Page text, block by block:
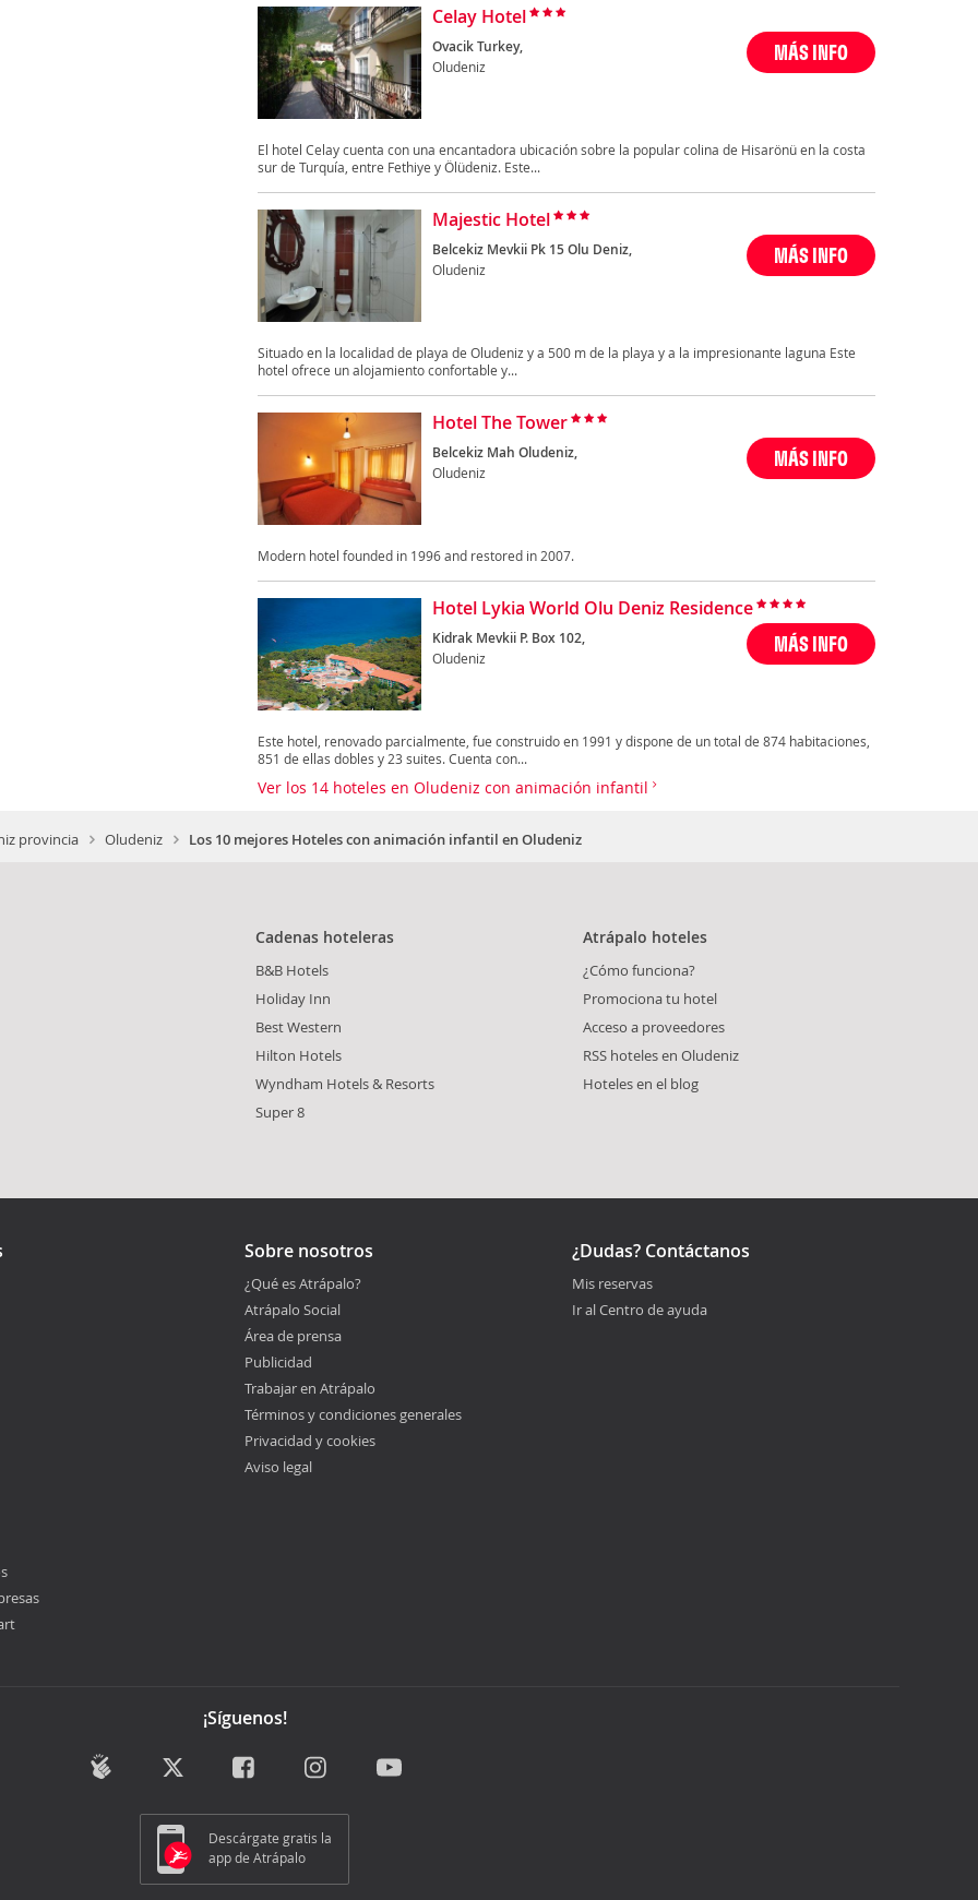
Celay Hotel
Ovacik Turkey,
Oludeniz
MÁS INFO
El hotel Celay cuenta con una encantadora ubicación sobre la popular colina de Hisarönü en la costa
sur de Turquía, entre Fethiye y Ölüdeniz. Este...
Majestic Hotel
Belcekiz Mevkii Pk 15 Olu Deniz,
Oludeniz
MÁS INFO
Situado en la localidad de playa de Oludeniz y a 500 m de la playa y a la impresionante laguna Este
hotel ofrece un alojamiento confortable y...
Hotel The Tower
Belcekiz Mah Oludeniz,
Oludeniz
MÁS INFO
Modern hotel founded in 1996 and restored in 2007.
Hotel Lykia World Olu Deniz Residence
Kidrak Mevkii P. Box 102,
Oludeniz
MÁS INFO
Este hotel, renovado parcialmente, fue construido en 1991 y dispone de un total de 874 habitaciones,
851 de ellas dobles y 23 suites. Cuenta con...
Ver los 14 hoteles en Oludeniz con animación infantil
provincia Oludeniz Los 10 mejores Hoteles con animación infantil en Oludeniz
Cadenas hoteleras
B&B Hotels
Holiday Inn
Best Western
Hilton Hotels
Wyndham Hotels & Resorts
Super 8
Atrápalo hoteles
¿Cómo funciona?
Promociona tu hotel
Acceso a proveedores
RSS hoteles en Oludeniz
Hoteles en el blog
Sobre nosotros
¿Qué es Atrápalo?
Atrápalo Social
Área de prensa
Publicidad
Trabajar en Atrápalo
Términos y condiciones generales
Privacidad y cookies
Aviso legal
¿Dudas? Contáctanos
Mis reservas
Ir al Centro de ayuda
¡Síguenos!
Descárgate gratis la
app de Atrápalo